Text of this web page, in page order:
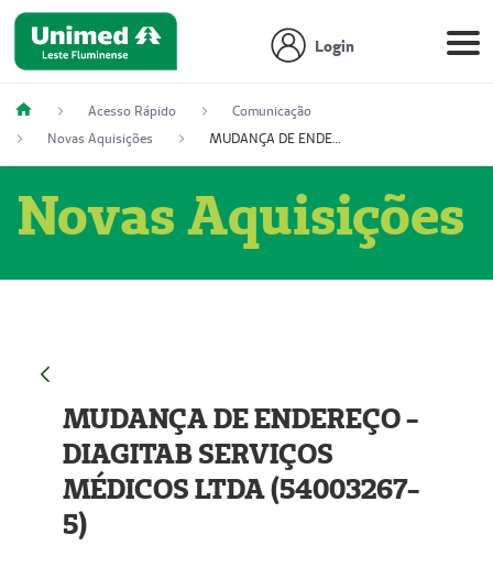
Login
Acesso Rápido
Comunicação
Novas Aquisições
MUDANÇA DE ENDEREÇO - DIAGITAB SERVIÇOS MÉDICOS LTDA (54003267-5)
Novas Aquisições
MUDANÇA DE ENDEREÇO -
DIAGITAB SERVIÇOS
MÉDICOS LTDA (54003267-
5)